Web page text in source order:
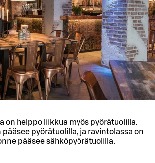
on helppo liikkua myös pyörätuolilla.
pääsee pyörätuolilla, ja ravintolassa on
pääsee sähköpyörätuolilla.